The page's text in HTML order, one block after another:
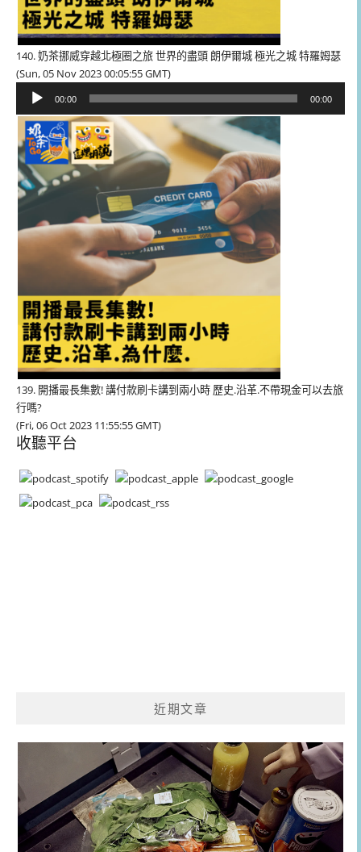
140. 奶茶挪威穿越北極圈之旅 世界的盡頭 朗伊爾城 極光之城 特羅姆瑟
(Sun, 05 Nov 2023 00:05:55 GMT)
播
放
器
00:00 00:00
139. 開播最長集數! 講付款刷卡講到兩小時 歷史.沿革.不帶現金可以去旅
行嗎?
(Fri, 06 Oct 2023 11:55:55 GMT)
收聽平台
近期文章